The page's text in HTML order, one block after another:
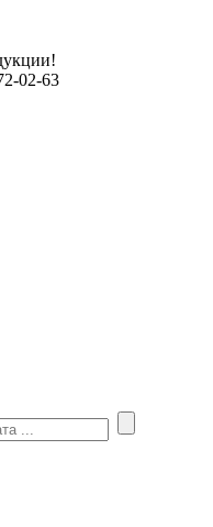
02-63